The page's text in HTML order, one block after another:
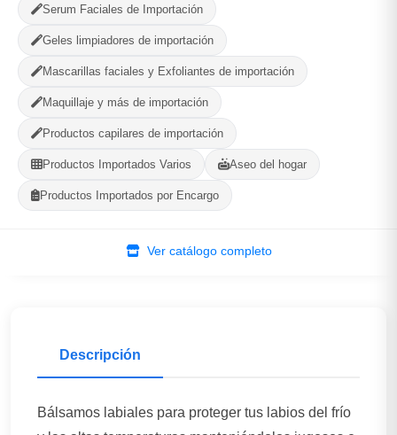
Serum Faciales de Importación
Geles limpiadores de importación
Mascarillas faciales y Exfoliantes de importación
Maquillaje y más de importación
Productos capilares de importación
Productos Importados Varios Aseo del hogar
Productos Importados por Encargo
Ver catálogo completo
Plaza, La Habana
580 --
CALIFICACIÓN
Descripción
Bálsamos labiales para proteger tus labios del frío